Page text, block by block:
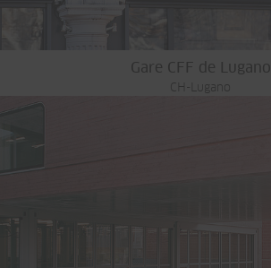
Gare CFF de Lugano
CH-Lugano